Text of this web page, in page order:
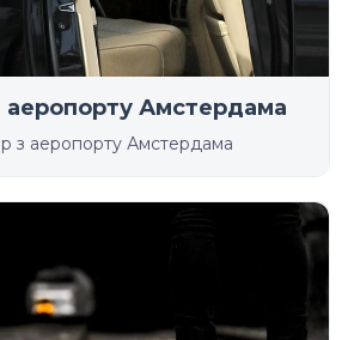
аеропорту Амстердама
з аеропорту Амстердама